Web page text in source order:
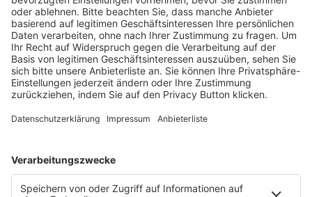
Ein Fachbereich der
dfv Mediengruppe
Mainzer Landstr. 251
60326 Frankfurt am Main
E-Mail:info@ruw.de
Web:https://www.ruw.de
AGB
Datenschutzerklärung